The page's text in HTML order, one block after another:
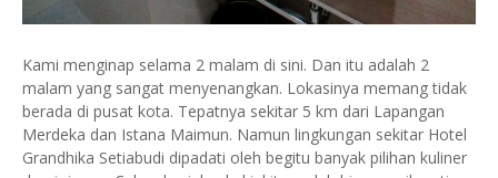
Kami menginap selama 2 malam di sini. Dan itu adalah 2
malam yang sangat menyenangkan. Lokasinya memang tidak
berada di pusat kota. Tepatnya sekitar 5 km dari Lapangan
Merdeka dan Istana Maimun. Namun lingkungan sekitar Hotel
Grandhika Setiabudi dipadati oleh begitu banyak pilihan kuliner